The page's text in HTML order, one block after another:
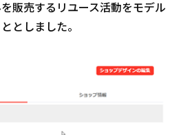
販売するリユース活動をモデル
としました。